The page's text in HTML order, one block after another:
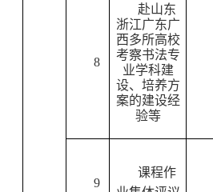
8
赴山东
浙江广东广
西多所高校
考察书法专
业学科建
设、培养方
案的建设经
验等
9
课程作